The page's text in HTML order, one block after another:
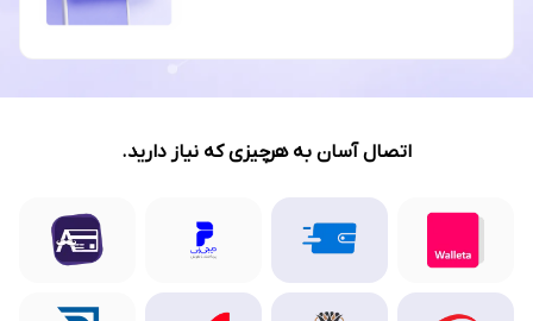
اتصال آسان به هرچیزی که نیاز دارید.